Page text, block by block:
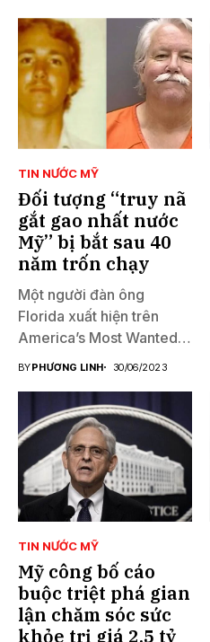
TIN NƯỚC MỸ
Đối tượng “truy nã
gắt gao nhất nước
Mỹ” bị bắt sau 40
năm trốn chạy
Một người đàn ông
Florida xuất hiện trên
America’s Most Wanted
BYPHƯƠNG LINH 30/06/2023
TIN NƯỚC MỸ
Mỹ công bố cáo
buộc triệt phá gian
lận chăm sóc sức
khỏe trị giá 2,5 tỷ